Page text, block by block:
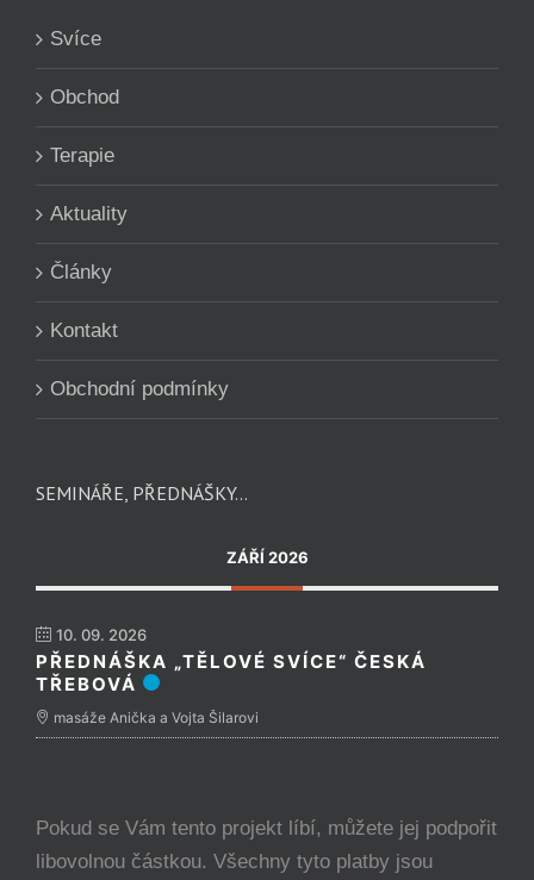
Svíce
Obchod
Terapie
Aktuality
Články
Kontakt
Obchodní podmínky
SEMINÁŘE, PŘEDNÁŠKY…
ZÁŘÍ 2026
10. 09. 2026
PŘEDNÁŠKA „TĚLOVÉ SVÍCE“ ČESKÁ
TŘEBOVÁ
masáže Anička a Vojta Šilarovi
Pokud se Vám tento projekt líbí, můžete jej podpořit
libovolnou částkou. Všechny tyto platby jsou